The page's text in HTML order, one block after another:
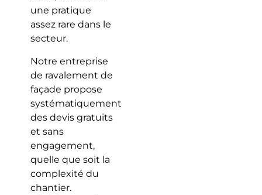
une pratique
assez rare dans le
secteur.
Notre entreprise
de ravalement de
façade propose
systématiquement
des devis gratuits
et sans
engagement,
quelle que soit la
complexité du
chantier.